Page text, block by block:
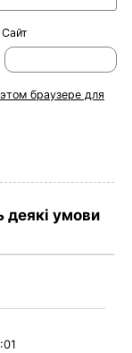
Сайт
браузере для
деякі умови